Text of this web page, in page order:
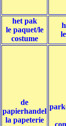
het pak
le paquet/le
costume
de
papierhandel
la papeterie